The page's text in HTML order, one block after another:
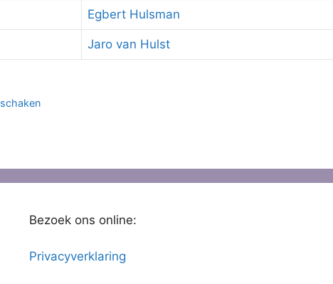
Egbert Hulsman
Jaro van Hulst
schaken
Bezoek ons online:
Privacyverklaring